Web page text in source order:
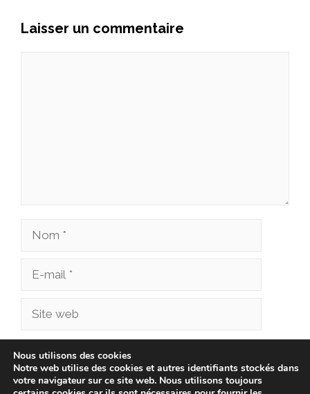
Laisser un commentaire
Nom
Site
Enregistrer mon nom, mon e-mail et mon site
dans le navigateur pour mon prochain
Nous utilisons des cookies
Notre web utilise des cookies et autres identifiants stockés dans
votre navigateur sur ce site web. Nous utilisons toujours